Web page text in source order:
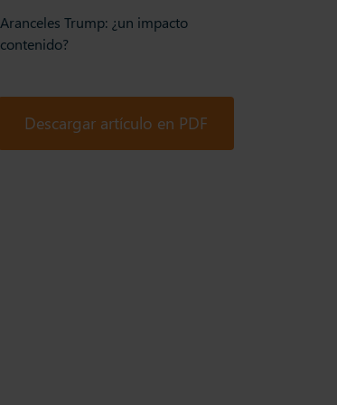
Aranceles Trump: ¿un impacto
contenido?
Descargar artículo en PDF